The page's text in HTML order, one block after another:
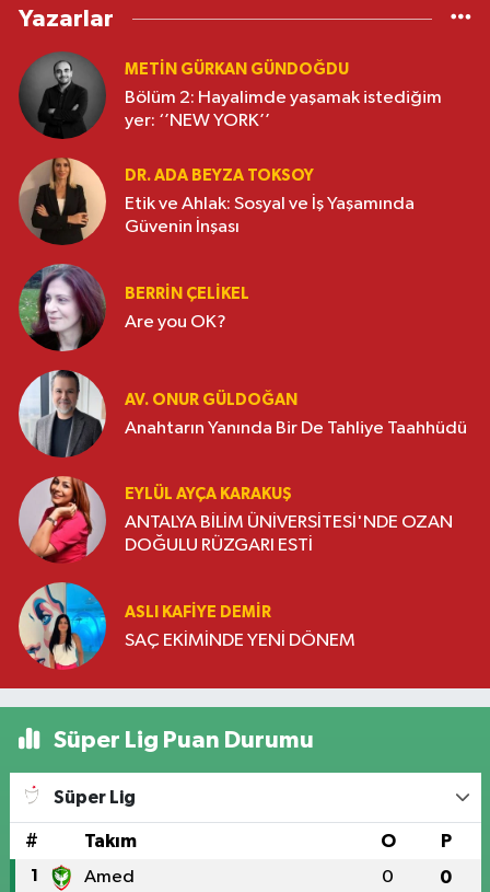
Yazarlar
METIN GÜRKAN GÜNDOĞDU
Bölüm 2: Hayalimde yaşamak istediğim
yer: ‘’NEW YORK’’
DR. ADA BEYZA TOKSOY
Etik ve Ahlak: Sosyal ve İş Yaşamında
Güvenin İnşası
BERRIN ÇELIKEL
Are you OK?
AV. ONUR GÜLDOĞAN
Anahtarın Yanında Bir De Tahliye Taahhüdü
EYLÜL AYÇA KARAKUŞ
ANTALYA BİLİM ÜNİVERSİTESİ'NDE OZAN
DOĞULU RÜZGARI ESTİ
ASLI KAFIYE DEMIR
SAÇ EKİMİNDE YENİ DÖNEM
Süper Lig Puan Durumu
Süper Lig
# Takım O P
1 Amed 0 0